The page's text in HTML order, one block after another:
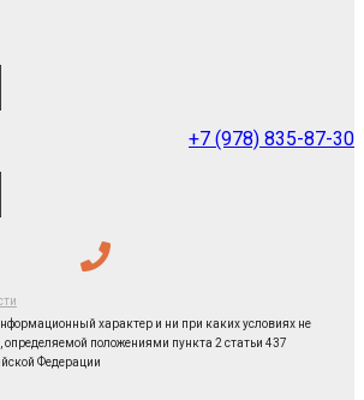
+7 (978) 835-87-30
характер и ни при каких условиях не
определяемой положениями пункта 2 статьи 437
Федерации